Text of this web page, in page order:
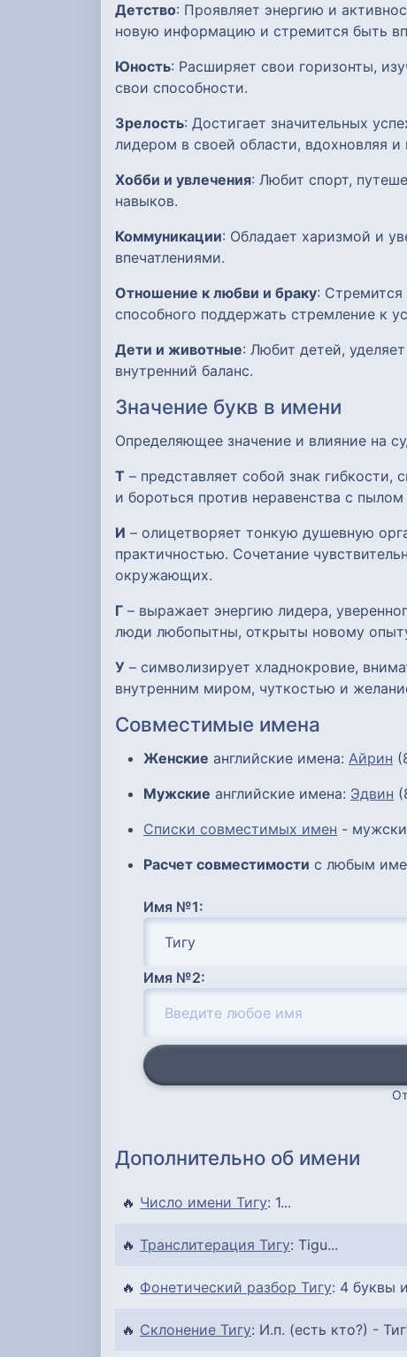
Детство: Проявляет энергию и
новую информацию и стремится быть
Юность: Расширяет свои горизонты,
свои способности.
Зрелость: Достигает значительных
лидером в своей области, вдохновляя
Хобби и увлечения: Любит спорт,
навыков.
Коммуникации: Обладает харизмой и
впечатлениями.
Отношение к любви и браку:
способного поддержать стремление к
Дети и животные: Любит детей,
внутренний баланс.
Значение букв в имени
Определяющее значение и влияние на
Т – представляет собой знак
и бороться против неравенства с
И – олицетворяет тонкую душевную
практичностью. Сочетание
окружающих.
Г – выражает энергию лидера,
люди любопытны, открыты новому
У – символизирует хладнокровие,
внутренним миром, чуткостью и
Совместимые имена
Женские английские имена: Айрин
Мужские английские имена: Эдвин
Списки совместимых имен -
Расчет совместимости с любым
Имя №1:
Имя №2:
Дополнительно об имени
🔥 Число имени Тигу: 1...
🔥 Транслитерация Тигу: Tigu...
🔥 Фонетический разбор Тигу: 4 буквы
🔥 Склонение Тигу: И.п. (есть кто?) -